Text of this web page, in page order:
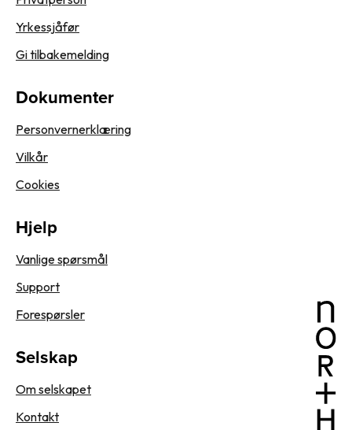
Yrkessjåfør
Gi tilbakemelding
Dokumenter
Personvernerklæring
Vilkår
Cookies
Hjelp
Vanlige spørsmål
Support
Forespørsler
Selskap
Om selskapet
Kontakt